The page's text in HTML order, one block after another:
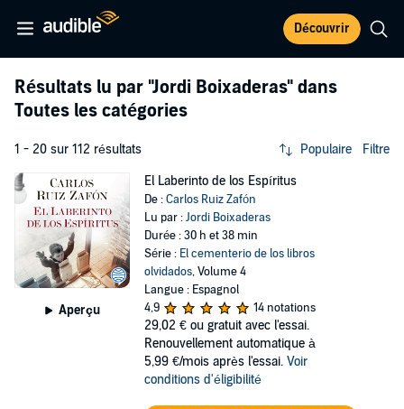
Découvrir
Résultats lu par "Jordi Boixaderas" dans
Toutes les catégories
1 - 20 sur 112 résultats Populaire Filtre
Aperçu
El Laberinto de los Espíritus
De :Carlos Ruiz Zafón
Lu par :Jordi Boixaderas
Durée : 30 h et 38 min
Série : El cementerio de los libros
olvidados, Volume 4
Langue : Espagnol
4,9
14 notations
29,02 € ou gratuit avec l'essai.
Renouvellement automatique à
5,99 €/mois après l'essai. Voir
conditions d'éligibilité